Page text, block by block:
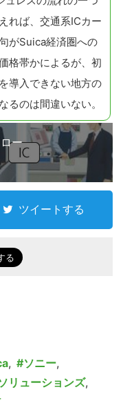
れば、交通系ICカー
がSuica経済圏への
格帯かによるが、初
導入できない地方の
るのは間違いない。
ー
ツイートする
, ソニー,
リューションズ,